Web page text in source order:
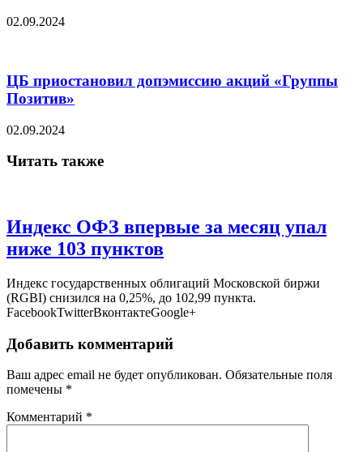
02.09.2024
ЦБ приостановил допэмиссию акций «Группы
Позитив»
02.09.2024
Читать также
Индекс ОФЗ впервые за месяц упал
ниже 103 пунктов
Индекс государственных облигаций Московской биржи
(RGBI) снизился на 0,25%, до 102,99 пункта.
FacebookTwitterВконтактеGoogle+
Добавить комментарий
Ваш адрес email не будет опубликован. Обязательные поля
помечены *
Комментарий *